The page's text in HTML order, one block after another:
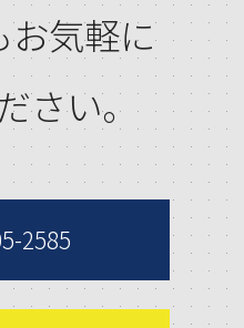
年月
職業等
ルに関
気軽に
さい。
2585